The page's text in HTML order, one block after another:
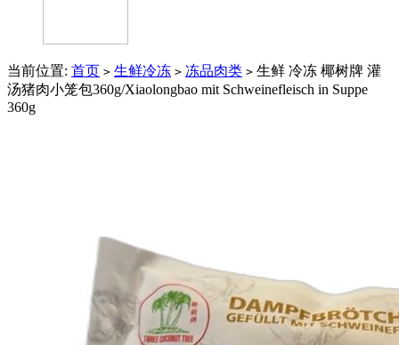
当前位置: 首页 > 生鲜冷冻 > 冻品肉类 > 生鲜 冷冻 椰树牌 灌
汤猪肉小笼包360g/Xiaolongbao mit Schweinefleisch in Suppe
360g